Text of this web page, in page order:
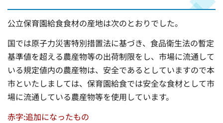
公立保育園給食食材の産地は次のとおりでした。
国では原子力災害特別措置法に基づき、食品衛生法の暫定
基準値を超える農産物等の出荷制限をし、市場に流通して
いる規定値内の農産物は、安全であるとしていますので本
市といたしましては、保育園給食では安全な食材として市
場に流通している農産物等を使用しています。
赤字:追加になったもの